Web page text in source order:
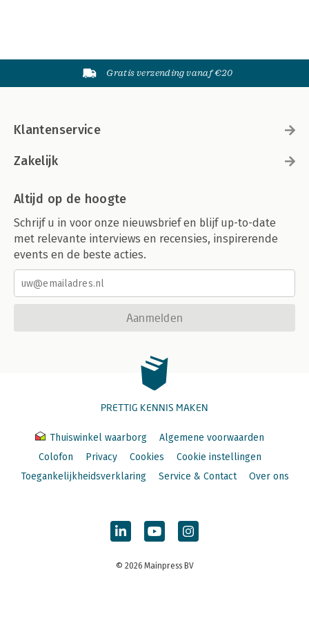
8. Putting Gamestorming to Work
-Imagine a World: The Betacup Story
-Game 3: Make Something Tangible
-Gamestorming Results
Gratis verzending vanaf €20
Klantenservice
Zakelijk
Altijd op de hoogte
Schrijf u in voor onze nieuwsbrief en blijf up-to-date
met relevante interviews en recensies, inspirerende
events en de beste acties.
Aanmelden
PRETTIG KENNIS MAKEN
Thuiswinkel waarborg
Algemene voorwaarden
Colofon
Privacy Cookies
Cookie instellingen
Toegankelijkheidsverklaring
Service & Contact Over ons
© 2026 Mainpress BV